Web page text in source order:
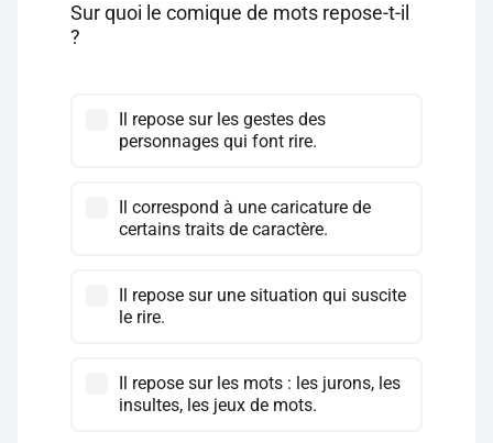
Sur quoi le comique de mots repose-t-il
?
Il repose sur les gestes des
personnages qui font rire.
Il correspond à une caricature de
certains traits de caractère.
Il repose sur une situation qui suscite
le rire.
Il repose sur les mots : les jurons, les
insultes, les jeux de mots.